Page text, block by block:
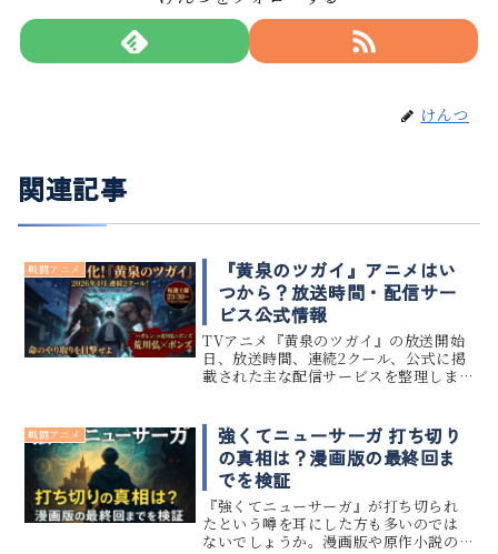
けんつ
関連記事
戦闘アニメ
『黄泉のツガイ』アニメはい
つから？放送時間・配信サー
ビス公式情報
TVアニメ『黄泉のツガイ』の放送開始
日、放送時間、連続2クール、公式に掲
載された主な配信サービスを整理しま
戦闘アニメ
強くてニューサーガ 打ち切り
の真相は？漫画版の最終回ま
でを検証
『強くてニューサーガ』が打ち切られ
たという噂を耳にした方も多いのでは
ないでしょうか。漫画版や原作小説の